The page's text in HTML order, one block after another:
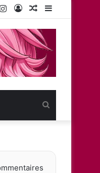
(barre
Article
Aléatoire
Connexion
Instagram